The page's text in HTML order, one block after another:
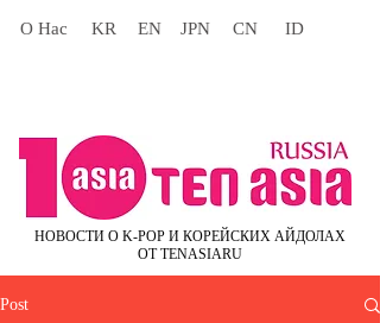
О Нас KR EN JPN CN ID
НОВОСТИ О K-POP И КОРЕЙСКИХ АЙДОЛАХ
ОТ TENASIARU
Post